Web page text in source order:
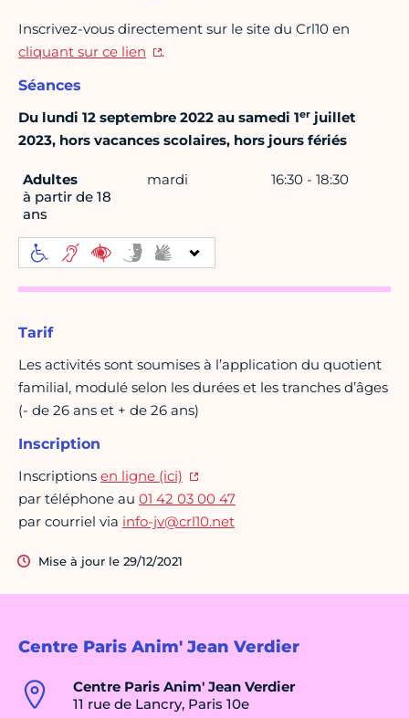
Centre Paris Anim' Jean Verdier
Centre Paris Anim' Jean Verdier
11 rue de Lancry, Paris 10e
Inscrivez-vous directement sur le site du Crl10 en
cliquant sur ce lien
.
Séances
Du lundi 12 septembre 2022 au samedi 1er juillet
2023, hors vacances scolaires, hors jours fériés
Adultes
à partir de 18
ans
mardi 16:30 - 18:30
Tarif
Les activités sont soumises à l’application du quotient
familial, modulé selon les durées et les tranches d’âges
(- de 26 ans et + de 26 ans)
Inscription
Inscriptions en ligne (ici)
par téléphone au 01 42 03 00 47
par courriel via info-jv@crl10.net
Mise à jour le 29/12/2021